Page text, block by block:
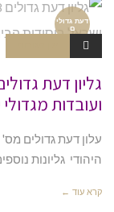
דעת גדולי
ם
ועובדות
היהודי גליונות
קרא עוד ←